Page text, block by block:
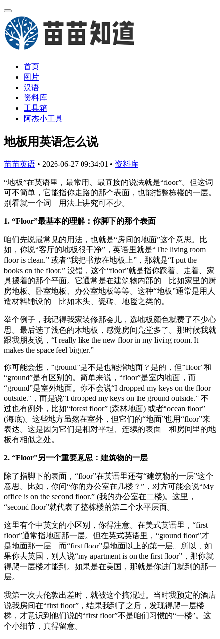
首页
图片
汉语
资料库
工具箱
阿杰小工具
地板用英语怎么说
苗苗英语 • 2026-06-27 09:34:01 • 资料库
“地板”在英语里，最常用、最直接的说法就是“floor”。但这词
可不简单，它能指你走路的那个表面，也能指整栋楼的一层。
别看就一个词，用法上讲究可不少。
1. “Floor”最基本的理解：你脚下的那个表面
咱们先说最常见的用法，也就是“房间的地面”这个意思。比
如，你说“客厅的地板很干净”，英语里就是“The living room
floor is clean.” 或者“我把书放在地板上”，那就是“I put the
books on the floor.” 没错，这个“floor”就是指你踩着、走着、家
具摆着的那个平面。它通常是在建筑物内部的，比如家里的厨
房地板、卧室地板、办公室地板等等。这种“地板”通常是用人
造材料铺设的，比如木头、瓷砖、地毯之类的。
举个例子，我记得我家装修那会儿，选地板颜色就费了不少心
思。最后选了浅色的木地板，感觉房间亮堂多了。那时候我就
跟我朋友说，“I really like the new floor in my living room. It
makes the space feel bigger.”
你可能会想，“ground”是不是也能指地面？是的，但“floor”和
“ground”是有区别的。简单来说，“floor”是室内地面，而
“ground”是室外地面。你不会说“I dropped my keys on the floor
outside.”，而是说“I dropped my keys on the ground outside.” 不
过也有例外，比如“forest floor” (森林地面) 或者“ocean floor”
(海底)。这些地方虽然在室外，但它们的“地面”也用“floor”来
表达。这是因为它们是相对平坦、连续的表面，和房间里的地
板有相似之处。
2. “Floor”另一个重要意思：建筑物的一层
除了指脚下的表面，“floor”在英语里还有“建筑物的一层”这个
意思。比如，你问“你的办公室在几楼？”，对方可能会说“My
office is on the second floor.” (我的办公室在二楼)。这里，
“second floor”就代表了整栋楼的第二个水平层面。
这里有个中英文的小区别，你得注意。在美式英语里，“first
floor”通常指地面那一层。但在英式英语里，“ground floor”才
是地面那一层，而“first floor”是地面以上的第一层。所以，如
果你去英国，别人说“my apartment is on the first floor”，那你就
得爬一层楼才能到。如果是在美国，那就是你进门就到的那一
层。
我第一次去伦敦出差时，就被这个搞混过。当时我预定的酒店
说我房间在“first floor”，结果我到了之后，发现得爬一层楼
梯，才意识到他们说的“first floor”不是咱们习惯的“一楼”。这
个小细节，真得留意。